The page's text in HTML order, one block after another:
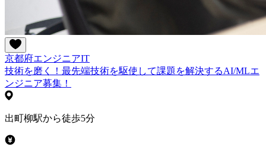
京都府エンジニアIT
技術を磨く！最先端技術を駆使して課題を解決するAI/MLエ
ンジニア募集！
出町柳駅から徒歩5分